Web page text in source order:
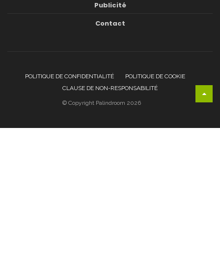
Publicité
Contact
POLITIQUE DE CONFIDENTIALITÉ
POLITIQUE DE COOKIE
CLAUSE DE NON-RESPONSABILITÉ
© Copyright Palindroom 2026